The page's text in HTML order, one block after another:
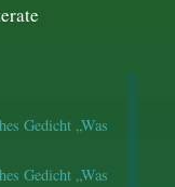
Gedicht „Was
Gedicht „Was